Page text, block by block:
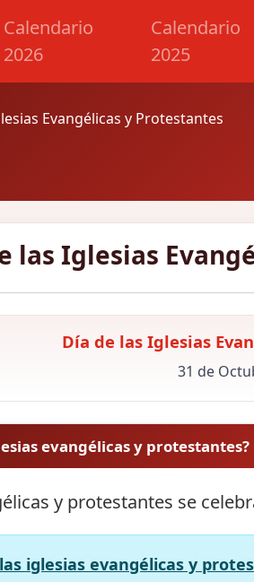
Calendario
2026
Calendario
2025
Evangélicas y Protestantes
las Iglesias
Día de las Iglesias
31 de
evangélicas y protestantes?
y protestantes se
iglesias evangélicas y